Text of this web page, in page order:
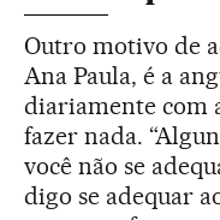
Outro motivo de
Ana Paula, é a
diariamente com
fazer nada.
você não se
digo se adequar